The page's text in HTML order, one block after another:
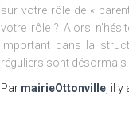
sur votre rôle de «
votre rôle ? Alors
important dans la
réguliers sont
Par mairieOttonville , il y